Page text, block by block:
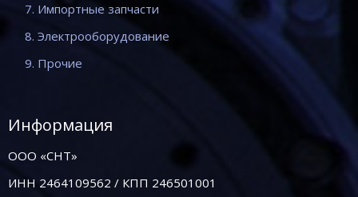
7. Импортные запчасти
8. Электрооборудование
9. Прочие
Информация
ООО «СНТ»
ИНН 2464109562 / КПП 246501001